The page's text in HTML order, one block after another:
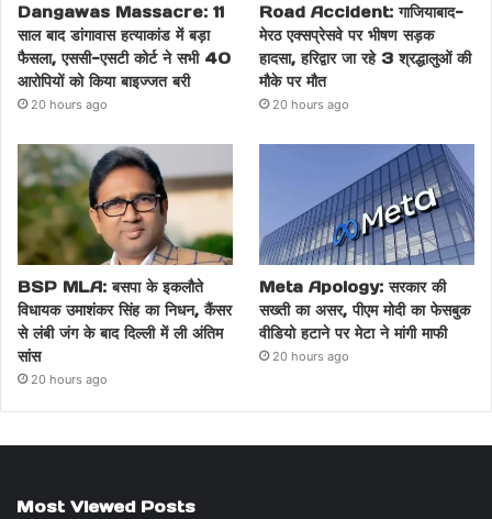
Dangawas Massacre: 11
साल बाद डांगावास हत्याकांड में बड़ा
फैसला, एससी-एसटी कोर्ट ने सभी 40
आरोपियों को किया बाइज्जत बरी
20 hours ago
Road Accident: गाजियाबाद-
मेरठ एक्सप्रेसवे पर भीषण सड़क
हादसा, हरिद्वार जा रहे 3 श्रद्धालुओं की
मौके पर मौत
20 hours ago
BSP MLA: बसपा के इकलौते
विधायक उमाशंकर सिंह का निधन, कैंसर
से लंबी जंग के बाद दिल्ली में ली अंतिम
सांस
20 hours ago
Meta Apology: सरकार की
सख्ती का असर, पीएम मोदी का फेसबुक
वीडियो हटाने पर मेटा ने मांगी माफी
20 hours ago
Most Viewed Posts